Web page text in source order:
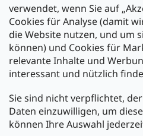
verwendet, wenn Sie auf
Cookies für Analyse (damit
die Website nutzen, und um
können) und Cookies für
relevante Inhalte und
interessant und nützlich
Sie sind nicht verpflichtet,
Daten einzuwilligen, um
können Ihre Auswahl
Newsletter abonnieren
Legen Sie Ihre E-Mail ein und